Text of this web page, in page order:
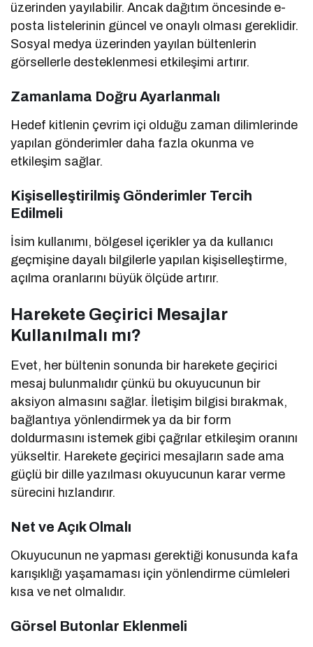
üzerinden yayılabilir. Ancak dağıtım öncesinde e-
posta listelerinin güncel ve onaylı olması gereklidir.
Sosyal medya üzerinden yayılan bültenlerin
görsellerle desteklenmesi etkileşimi artırır.
Zamanlama Doğru Ayarlanmalı
Hedef kitlenin çevrim içi olduğu zaman dilimlerinde
yapılan gönderimler daha fazla okunma ve
etkileşim sağlar.
Kişiselleştirilmiş Gönderimler Tercih
Edilmeli
İsim kullanımı, bölgesel içerikler ya da kullanıcı
geçmişine dayalı bilgilerle yapılan kişiselleştirme,
açılma oranlarını büyük ölçüde artırır.
Harekete Geçirici Mesajlar
Kullanılmalı mı?
Evet, her bültenin sonunda bir harekete geçirici
mesaj bulunmalıdır çünkü bu okuyucunun bir
aksiyon almasını sağlar. İletişim bilgisi bırakmak,
bağlantıya yönlendirmek ya da bir form
doldurmasını istemek gibi çağrılar etkileşim oranını
yükseltir. Harekete geçirici mesajların sade ama
güçlü bir dille yazılması okuyucunun karar verme
sürecini hızlandırır.
Net ve Açık Olmalı
Okuyucunun ne yapması gerektiği konusunda kafa
karışıklığı yaşamaması için yönlendirme cümleleri
kısa ve net olmalıdır.
Görsel Butonlar Eklenmeli